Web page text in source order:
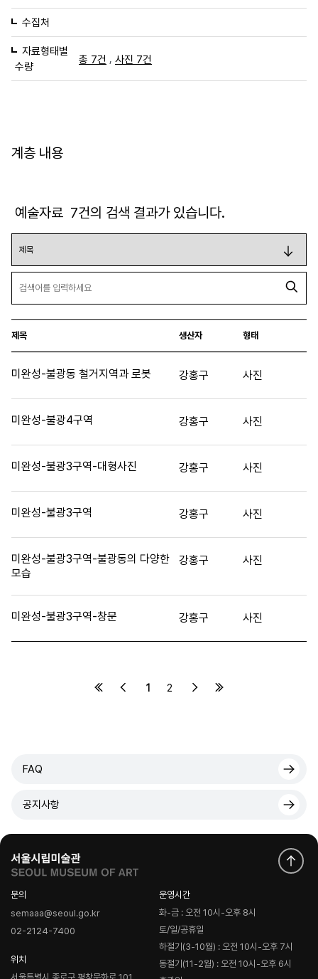
수집처
자료형태별
수량
총 7건 , 사진 7건
계층 내용
예술자료 7건의 검색 결과가 있습니다.
제목 생산자 형태
미완성-불광동 철거지역과 로봇 강홍구 사진
미완성-불광4구역 강홍구 사진
미완성-불광3구역-대형사진 강홍구 사진
미완성-불광3구역 강홍구 사진
미완성-불광3구역-불광동의 다양한
모습
강홍구 사진
미완성-불광3구역-창문 강홍구 사진
1 2
FAQ
공지사항
문의
semaaa@seoul.go.kr
02-2124-7400
위치
운영시간
화-금 : 오전 10시-오후 8시
토/일/공휴일
하절기(3-10월) : 오전 10시-오후 7시
동절기(11-2월) : 오전 10시-오후 6시